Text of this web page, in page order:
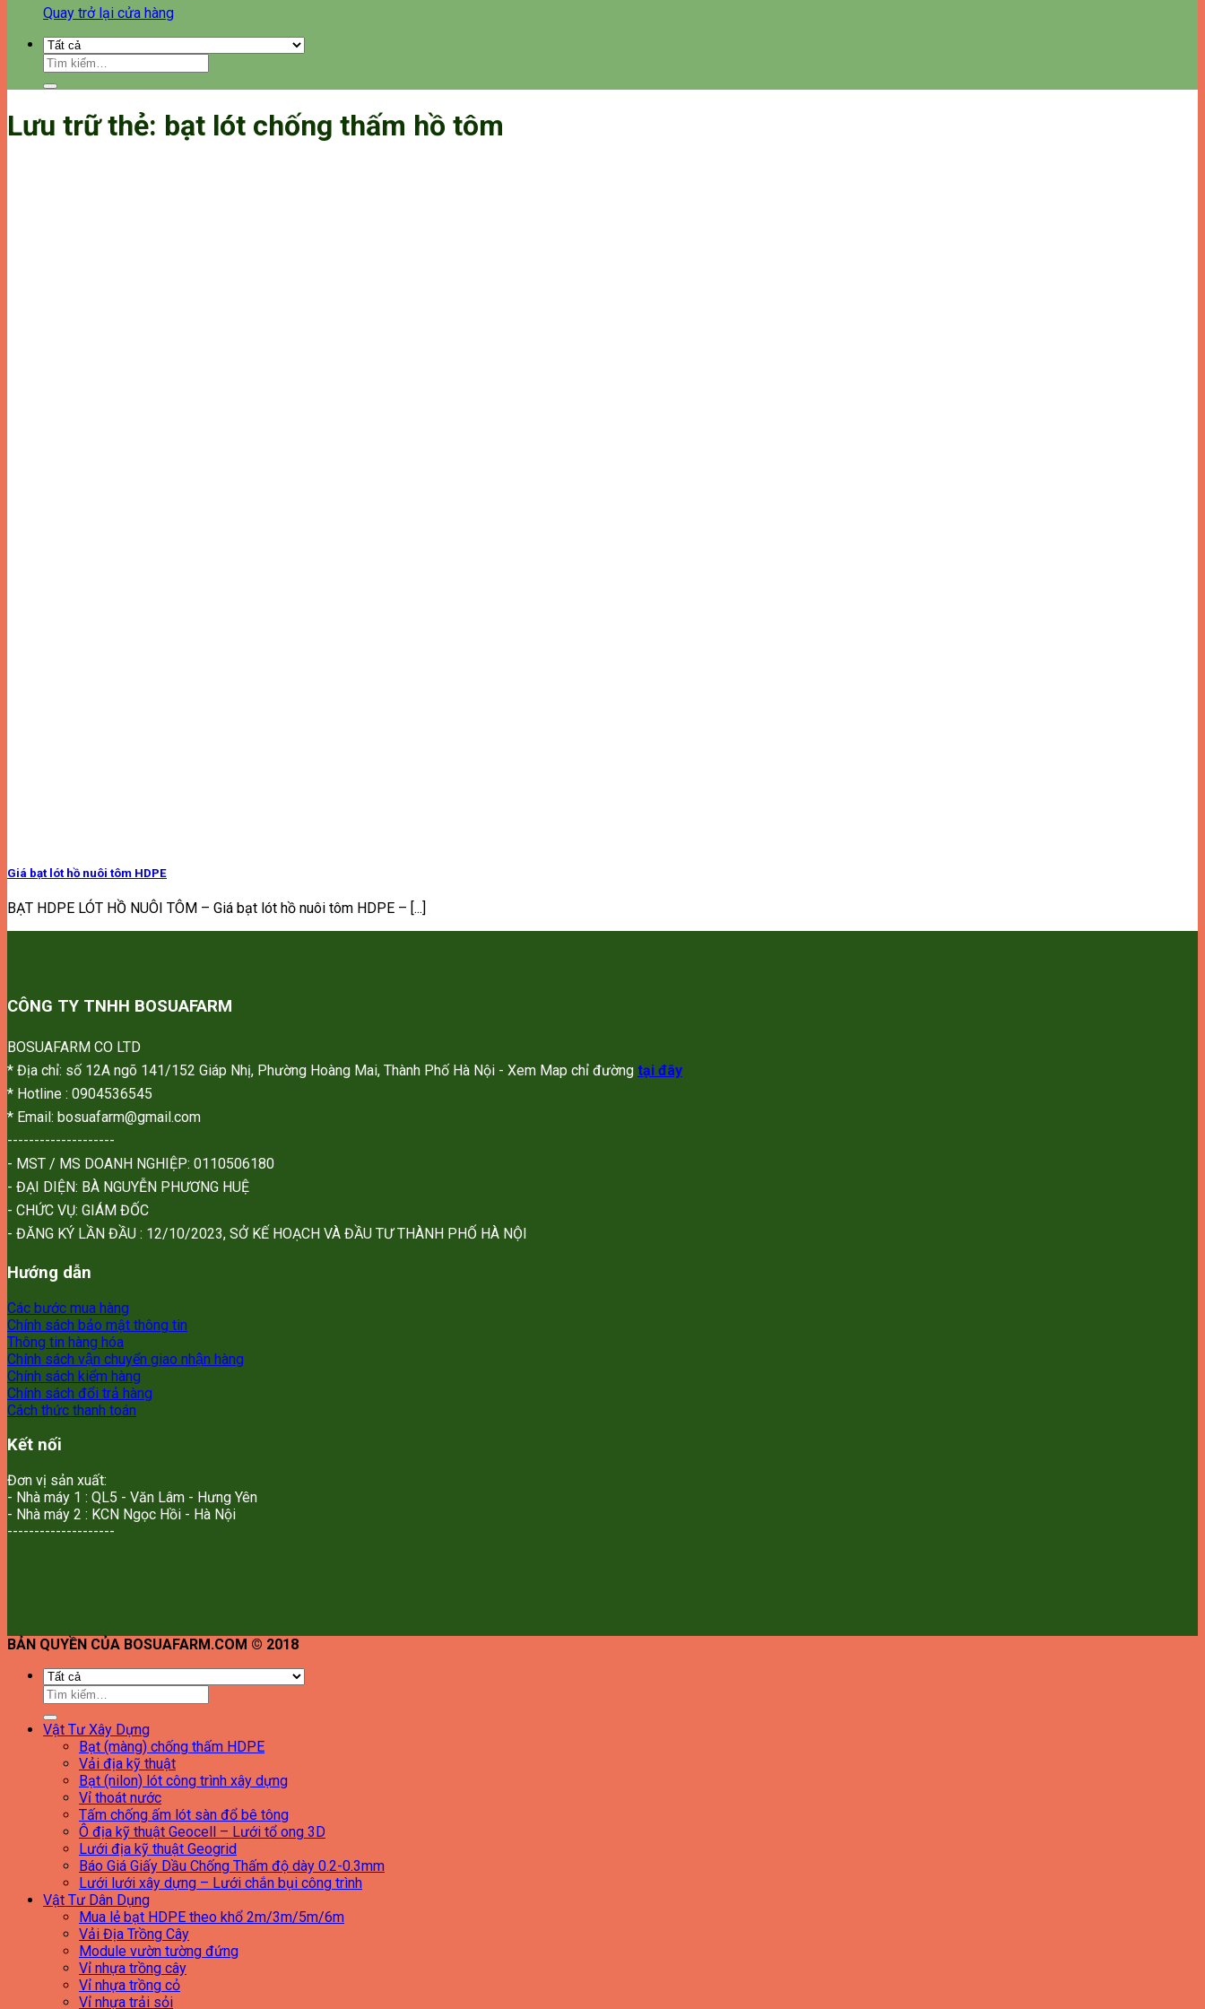
Quay trở lại cửa hàng
Tìm
kiếm:
Lưu trữ thẻ: bạt lót chống thấm hồ tôm
Giá bạt lót hồ nuôi tôm HDPE
BẠT HDPE LÓT HỒ NUÔI TÔM – Giá bạt lót hồ nuôi tôm HDPE – [...]
CÔNG TY TNHH BOSUAFARM
BOSUAFARM CO LTD
* Địa chỉ: số 12A ngõ 141/152 Giáp Nhị, Phường Hoàng Mai, Thành Phố Hà Nội - Xem Map chỉ đường tại đây
* Hotline : 0904536545
* Email: bosuafarm@gmail.com
--------------------
- MST / MS DOANH NGHIỆP: 0110506180
- ĐẠI DIỆN: BÀ NGUYỄN PHƯƠNG HUỆ
- CHỨC VỤ: GIÁM ĐỐC
- ĐĂNG KÝ LẦN ĐẦU : 12/10/2023, SỞ KẾ HOẠCH VÀ ĐẦU TƯ THÀNH PHỐ HÀ NỘI
Hướng dẫn
Các bước mua hàng
Chính sách bảo mật thông tin
Thông tin hàng hóa
Chính sách vận chuyển giao nhận hàng
Chính sách kiểm hàng
Chính sách đổi trả hàng
Cách thức thanh toán
Kết nối
Đơn vị sản xuất:
- Nhà máy 1 : QL5 - Văn Lâm - Hưng Yên
- Nhà máy 2 : KCN Ngọc Hồi - Hà Nội
--------------------
BẢN QUYỀN CỦA BOSUAFARM.COM © 2018
Tìm
Vật Tư Xây Dựng
Bạt (màng) chống thấm HDPE
Vải địa kỹ thuật
Bạt (nilon) lót công trình xây dựng
Vỉ thoát nước
Tấm chống ấm lót sàn đổ bê tông
Ô địa kỹ thuật Geocell – Lưới tổ ong 3D
Lưới địa kỹ thuật Geogrid
Báo Giá Giấy Dầu Chống Thấm độ dày 0.2-0.3mm
Lưới lưới xây dựng – Lưới chắn bụi công trình
Vật Tư Dân Dụng
Mua lẻ bạt HDPE theo khổ 2m/3m/5m/6m
Vải Địa Trồng Cây
Module vườn tường đứng
Vỉ nhựa trồng cây
Vỉ nhựa trồng cỏ
Vỉ nhựa trải sỏi